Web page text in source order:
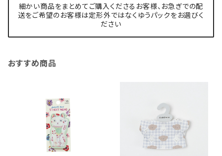
細かい商品をまとめてご購入くださるお客様、お急ぎでの配
送をご希望のお客様は定形外ではなくゆうパックをお選びく
ださい
おすすめ商品